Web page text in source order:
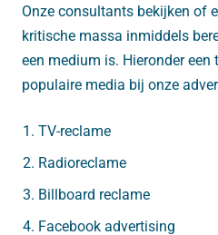
Onze consultants bekijken of
kritische massa inmiddels
een medium is. Hieronder een
populaire media bij onze
TV-reclame
Radioreclame
Billboard reclame
Facebook advertising